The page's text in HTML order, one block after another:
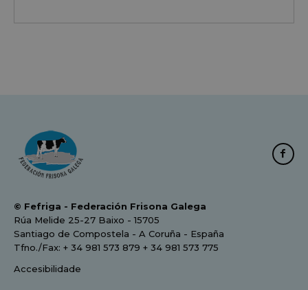
© Fefriga - Federación Frisona Galega
Rúa Melide 25-27 Baixo - 15705
Santiago de Compostela - A Coruña - España
Tfno./Fax: + 34 981 573 879 + 34 981 573 775
Accesibilidade